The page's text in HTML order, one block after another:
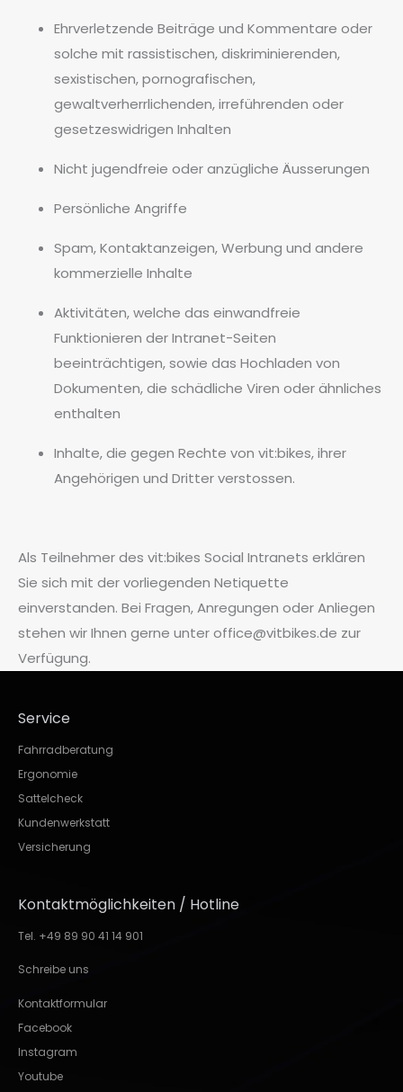
Ehrverletzende Beiträge und Kommentare oder
solche mit rassistischen, diskriminierenden,
sexistischen, pornografischen,
gewaltverherrlichenden, irreführenden oder
gesetzeswidrigen Inhalten
Nicht jugendfreie oder anzügliche Äusserungen
Persönliche Angriffe
Spam, Kontaktanzeigen, Werbung und andere
kommerzielle Inhalte
Aktivitäten, welche das einwandfreie
Funktionieren der Intranet-Seiten
beeinträchtigen, sowie das Hochladen von
Dokumenten, die schädliche Viren oder ähnliches
enthalten
Inhalte, die gegen Rechte von vit:bikes, ihrer
Angehörigen und Dritter verstossen.
Als Teilnehmer des vit:bikes Social Intranets erklären
Sie sich mit der vorliegenden Netiquette
einverstanden. Bei Fragen, Anregungen oder Anliegen
stehen wir Ihnen gerne unteroffice@vitbikes.de zur
Verfügung.
Service
Fahrradberatung
Ergonomie
Sattelcheck
Kundenwerkstatt
Versicherung
Kontaktmöglichkeiten / Hotline
Tel. +49 89 90 41 14 901
Schreibe uns
Kontaktformular
Facebook
Instagram
Youtube